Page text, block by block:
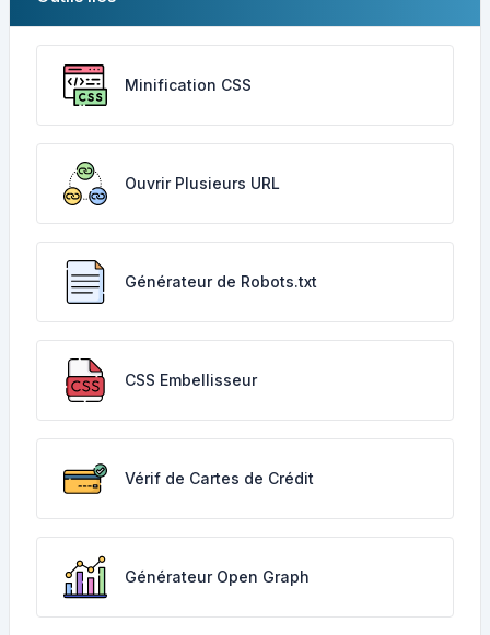
Minification CSS
Ouvrir Plusieurs URL
Générateur de Robots.txt
CSS Embellisseur
Vérif de Cartes de Crédit
Générateur Open Graph